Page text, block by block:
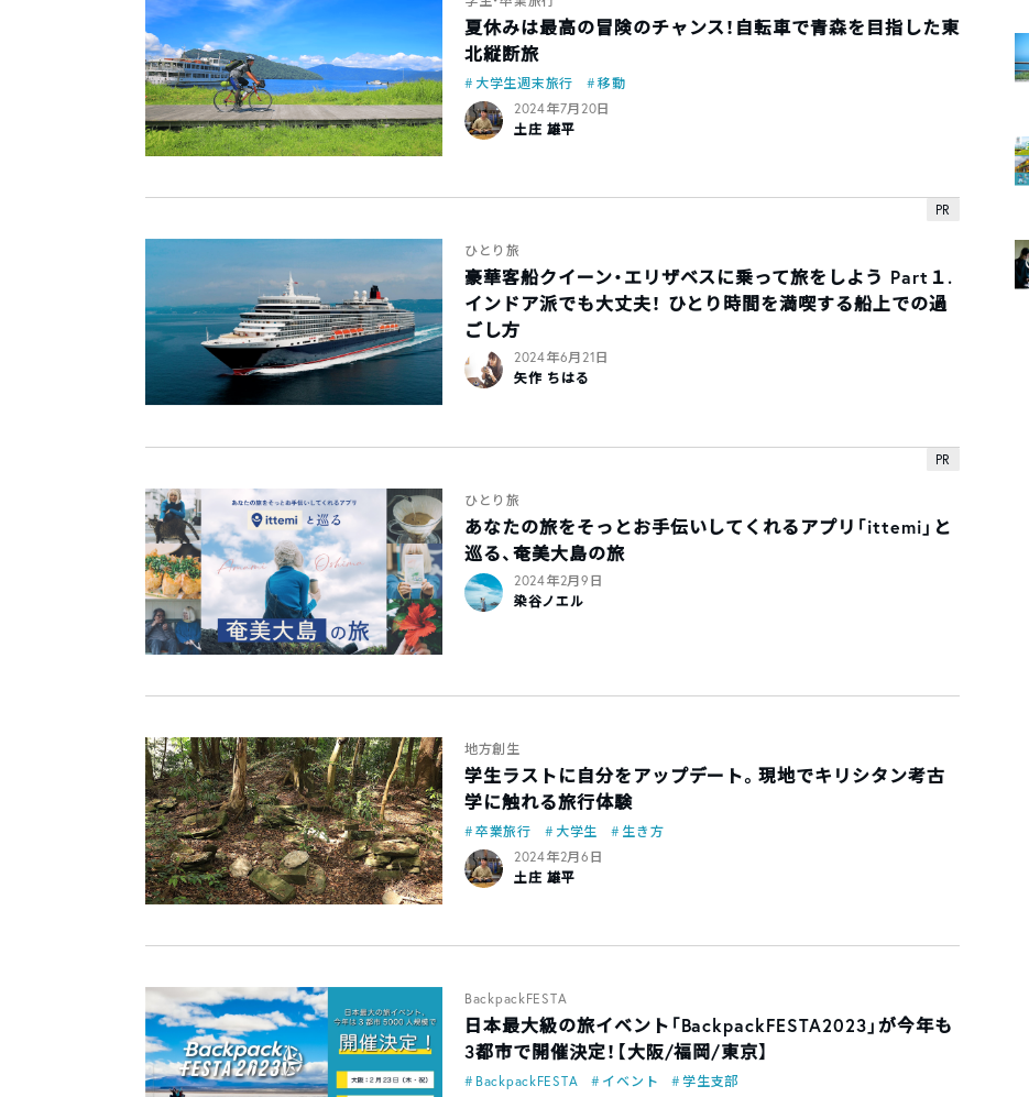
夏休みは最高の冒険のチャンス！自転車で青森を目指した東
北縦断旅
大学生週末旅行
移動
2024年7月20日
土庄 雄平
PR
ひとり旅
豪華客船クイーン・エリザベスに乗って旅をしよう Part１.
インドア派でも大丈夫！ ひとり時間を満喫する船上での過
ごし方
2024年6月21日
矢作 ちはる
PR
ひとり旅
あなたの旅をそっとお手伝いしてくれるアプリ「ittemi」と
巡る、奄美大島の旅
2024年2月9日
染谷ノエル
地方創生
学生ラストに自分をアップデート。現地でキリシタン考古
学に触れる旅行体験
卒業旅行 大学生
生き方
2024年2月6日
土庄 雄平
BackpackFESTA
日本最大級の旅イベント「BackpackFESTA2023」が今年も
3都市で開催決定！【大阪/福岡/東京】
BackpackFESTA イベント
学生支部